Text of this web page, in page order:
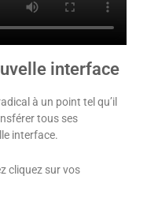
interface
à un point tel qu’il
tous ses
interface.
cliquez sur vos